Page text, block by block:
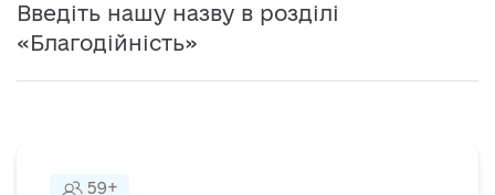
Введіть нашу назву в розділі
«Благодійність»
59+